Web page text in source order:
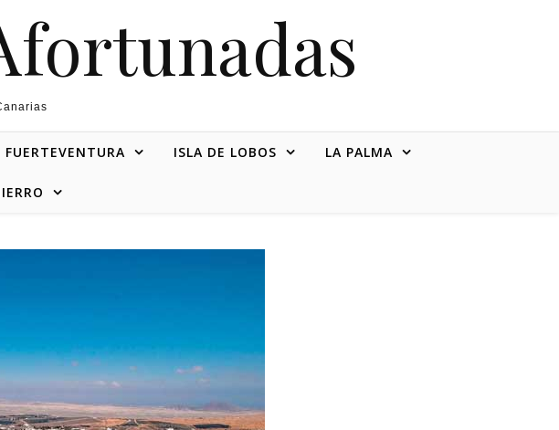
FUERTEVENTURA ISLA DE LOBOS LA PALMA